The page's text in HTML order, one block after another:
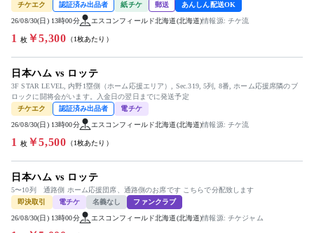
チケエク
認証済み出品者 紙チケ 郵送 あんしん配送OK
26/08/30(日) 13時00分 エスコンフィールド北海道(北海道)情報源: チケ流
1 枚￥5,300 （1枚あたり）
日本ハム vs ロッテ
3F STAR LEVEL, 内野1塁側（ホーム応援エリア）, Sec.319, 5列, 8番, ホーム応援席隣のブ
ロックに闘将会がいます。入金日の翌日までに発送予定
チケエク
認証済み出品者 電チケ
26/08/30(日) 13時00分 エスコンフィールド北海道(北海道)情報源: チケ流
1 枚￥5,500 （1枚あたり）
日本ハム vs ロッテ
5〜10列 通路側 ホーム応援団席、通路側のお席です こちらで分配致します
即決取引
電チケ 名義なし ファンクラブ
26/08/30(日) 13時00分 エスコンフィールド北海道(北海道)情報源: チケジャム